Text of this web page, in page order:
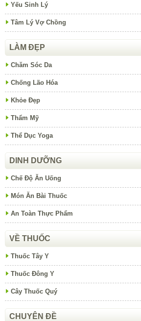
Yếu Sinh Lý
Tâm Lý Vợ Chồng
LÀM ĐẸP
Chăm Sóc Da
Chống Lão Hóa
Khỏe Đẹp
Thẩm Mỹ
Thể Dục Yoga
DINH DƯỠNG
Chế Độ Ăn Uống
Món Ăn Bài Thuốc
An Toàn Thực Phẩm
VỀ THUỐC
Thuốc Tây Y
Thuốc Đông Y
Cây Thuốc Quý
CHUYÊN ĐỀ